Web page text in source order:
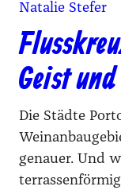
Natalie Stefer
Geist
Die Städte
genauer. Und